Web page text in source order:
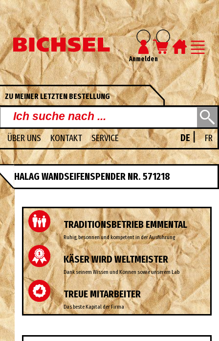
Anmelden
ZU MEINER LETZTEN BESTELLUNG
UNSERE PDF-KATALOGE
ÜBER UNS KONTAKT SERVICE DE| FR
HALAG WANDSEIFENSPENDER NR. 571218
TRADITIONSBETRIEB EMMENTAL
Ruhig, besonnen und kompetent in der Ausführung
KÄSER WIRD WELTMEISTER
Dank seinem Wissen und Können sowie unserem Lab
TREUE MITARBEITER
Das beste Kapital der Firma